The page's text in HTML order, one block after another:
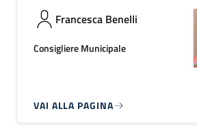
Francesca Benelli
Consigliere Municipale
VAI ALLA PAGINA